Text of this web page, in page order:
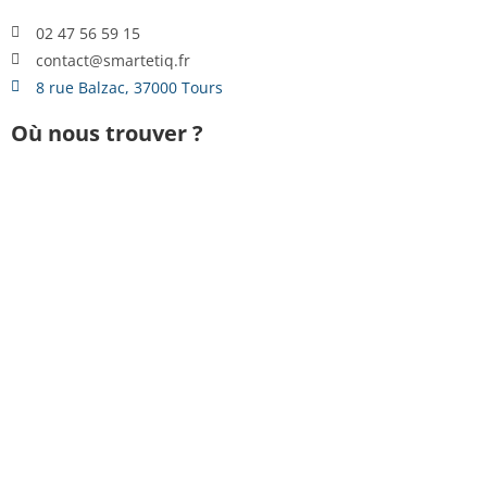
02 47 56 59 15
contact@smartetiq.fr
8 rue Balzac, 37000 Tours
Où nous trouver ?